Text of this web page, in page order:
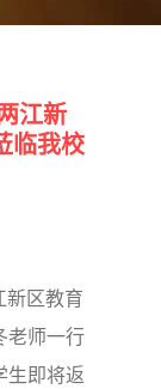
江新
临我校
新区教育
老师一行
生即将返